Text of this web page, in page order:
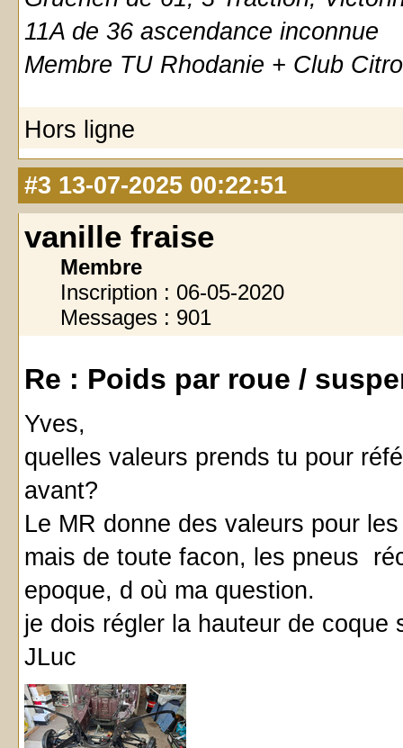
11A de 36 ascendance inconnue
Membre TU Rhodanie + Club
Hors ligne
#3 13-07-2025 00:22:51
vanille fraise
Membre
Inscription : 06-05-2020
Messages : 901
Re : Poids par roue /
Yves,
quelles valeurs prends tu pour
avant?
Le MR donne des valeurs pour
mais de toute facon, les pneus
epoque, d où ma question.
je dois régler la hauteur de
JLuc